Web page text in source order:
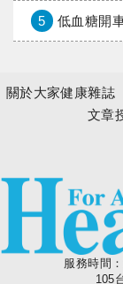
5 低血糖開
關於大家健康雜誌
文章
服務時間
105